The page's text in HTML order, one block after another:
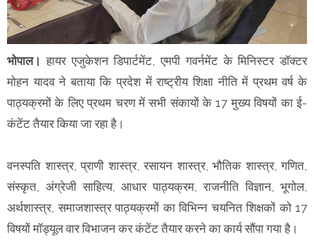
भोपाल।हायर एजुकेशन डिपार्टमेंट, एमपी गवर्नमेंट के मिनिस्टर डॉक्टर
मोहन यादव ने बताया कि प्रदेश में राष्ट्रीय शिक्षा नीति में प्रथम वर्ष के
पाठ्यक्रमों के लिए प्रथम चरण में सभी संकायों के 17 मुख्य विषयों का ई-
कंटेंट तैयार किया जा रहा है।
वनस्पति शास्त्र, प्राणी शास्त्र, रसायन शास्त्र, भौतिक शास्त्र, गणित,
संस्कृत, अंग्रेजी साहित्य, आधार पाठ्यक्रम, राजनीति विज्ञान, भूगोल,
अर्थशास्त्र, समाजशास्त्र पाठ्यक्रमों का विभिन्न चयनित शिक्षकों को 17
विषयों मॉड्यूल वार विभाजन कर कंटेंट तैयार करने का कार्य सौंपा गया है।